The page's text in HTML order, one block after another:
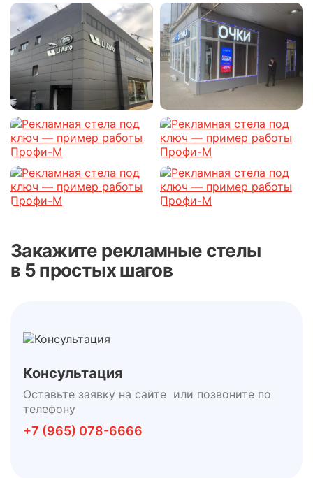
Закажите рекламные стелы
в 5 простых шагов
Консультация
Оставьте заявку на сайте или позвоните по
телефону
+7 (965) 078-6666